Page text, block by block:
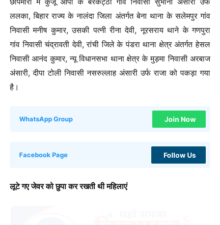
ललका, बिहार राज्य के नालंदा जिला अंतर्गत बेना थाना के सलेमपुर गांव
निवासी मनीष कुमार, उसकी पत्नी रीना देवी, नूरसराय थाने के गणपुरा
गांव निवासी चंद्रावती देवी, रांची जिले के पंडरा थाना क्षेत्र अंतर्गत हेसल
निवासी आनंद कुमार, न्यू विधानसभा थाना क्षेत्र के मुड़मा निवासी अरबाज
अंसारी, दीपा टोली निवासी नसरुल्लाह अंसारी उर्फ राजा को पकड़ा गया
है।
WhatsApp Group Join Now
Facebook Page Follow Us
लूटे गए जेवर को छुपा कर रखती थी महिलाएं